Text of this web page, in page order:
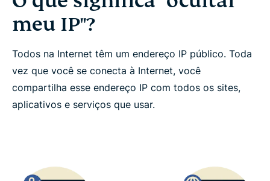
meu IP"?
Todos na Internet têm um endereço IP público. Toda
vez que você se conecta à Internet, você
compartilha esse endereço IP com todos os sites,
aplicativos e serviços que usar.